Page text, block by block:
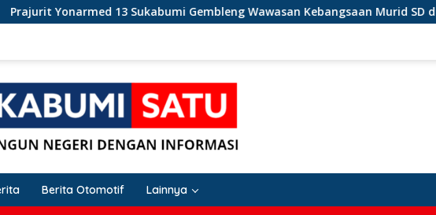
Gembleng Wawasan Kebangsaan Murid SD di Perbatasan RI-Malaysia
Berita Otomotif Lainnya